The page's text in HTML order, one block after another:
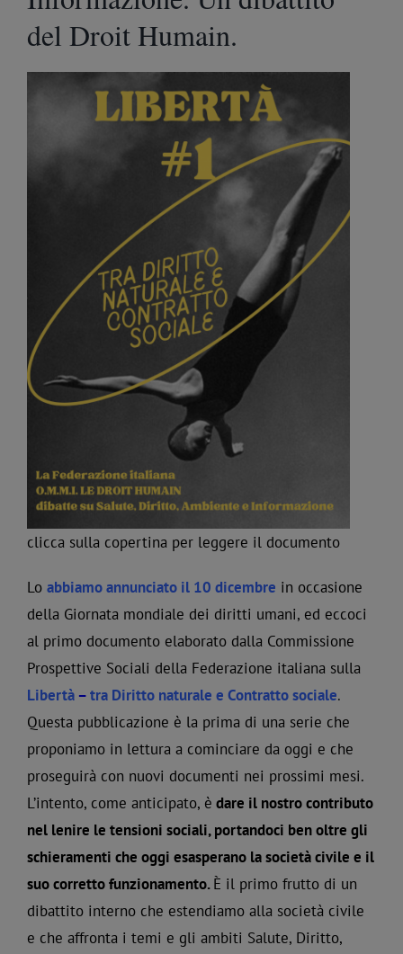
del Droit Humain.
clicca sulla copertina per leggere il documento
Lo abbiamo annunciato il 10 dicembre in occasione
della Giornata mondiale dei diritti umani, ed eccoci
al primo documento elaborato dalla Commissione
Prospettive Sociali della Federazione italiana sulla
Libertà –tra Diritto naturale e Contratto sociale.
Questa pubblicazione è la prima di una serie che
proponiamo in lettura a cominciare da oggi e che
proseguirà con nuovi documenti nei prossimi mesi.
L’intento, come anticipato, è dare il nostro contributo
nel lenire le tensioni sociali, portandoci ben oltre gli
schieramenti che oggi esasperano la società civile e il
suo corretto funzionamento.È il primo frutto di un
dibattito interno che estendiamo alla società civile
e che affronta i temi e gli ambiti Salute, Diritto,